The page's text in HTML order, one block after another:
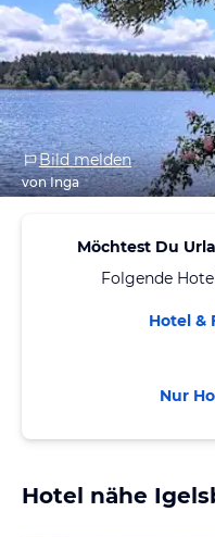
Bild melden
von Inga
Möchtest Du
Folgende
Hotel &
Nur
Hotel nähe